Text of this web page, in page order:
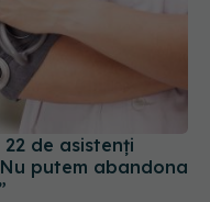
22 de asistenți
putem abandona